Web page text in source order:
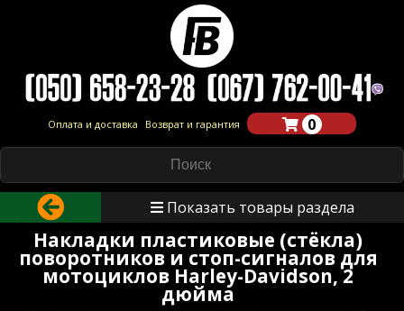
Оплата и доставка Возврат и гарантия 0
Показать товары раздела
Накладки пластиковые (стёкла)
поворотников и стоп-сигналов для
мотоциклов Harley-Davidson, 2
дюйма